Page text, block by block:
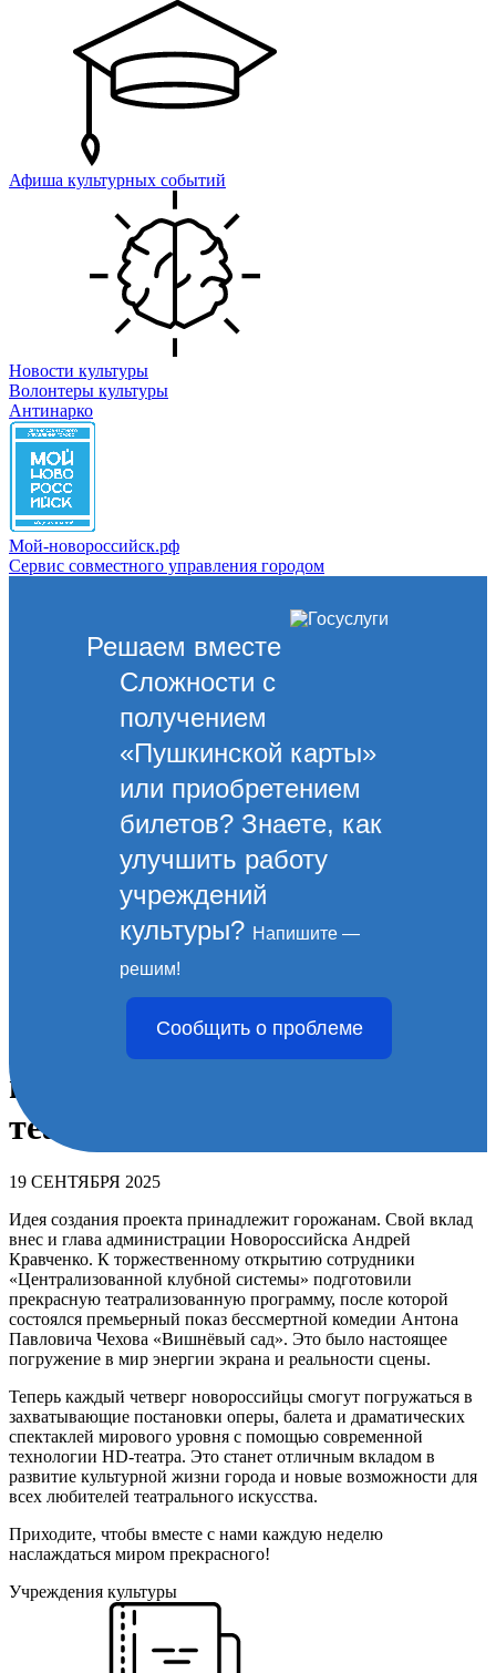
Афиша культурных событий
Новости культуры
Волонтеры культуры
Антинарко
Мой-новороссийск.рф
Сервис совместного управления городом
Решаем вместе
Сложности с
получением
«Пушкинской карты»
или приобретением
билетов? Знаете, как
улучшить работу
учреждений
культуры? Напишите —
решим!
Сообщить о проблеме
Во Дворце культуры села
Мысхако состоялось
торжественное открытие
первого в Новороссийске HD-
театра.
19 СЕНТЯБРЯ 2025
Идея создания проекта принадлежит горожанам. Свой вклад
внес и глава администрации Новороссийска Андрей
Кравченко. К торжественному открытию сотрудники
«Централизованной клубной системы» подготовили
прекрасную театрализованную программу, после которой
состоялся премьерный показ бессмертной комедии Антона
Павловича Чехова «Вишнёвый сад». Это было настоящее
погружение в мир энергии экрана и реальности сцены.
Теперь каждый четверг новороссийцы смогут погружаться в
захватывающие постановки оперы, балета и драматических
спектаклей мирового уровня с помощью современной
технологии HD-театра. Это станет отличным вкладом в
развитие культурной жизни города и новые возможности для
всех любителей театрального искусства.
Приходите, чтобы вместе с нами каждую неделю
наслаждаться миром прекрасного!
Учреждения культуры